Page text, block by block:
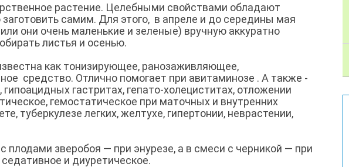
растение. Целебными свойствами обладают
самим. Для этого, в апреле и до середины мая
они очень маленькие и зеленые) вручную аккуратно
листья и осенью.
как тонизирующее, ранозаживляющее,
средство. Отлично помогает при авитаминозе . А также -
гастритах, гепато-холециститах, отложении
гемостатическое при маточных и внутренних
туберкулезе легких, желтухе, гипертонии, неврастении,
плодами зверобоя — при энурезе, а в смеси с черникой — при
и диуретическое.